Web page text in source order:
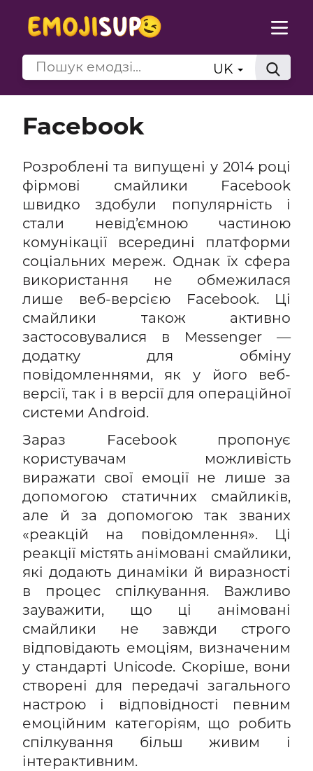
UK
Facebook
Розроблені та випущені у 2014 році
фірмові смайлики Facebook
швидко здобули популярність і
стали невід’ємною частиною
комунікації всередині платформи
соціальних мереж. Однак їх сфера
використання не обмежилася
лише веб-версією Facebook. Ці
смайлики також активно
застосовувалися в Messenger —
додатку для обміну
повідомленнями, як у його веб-
версії, так і в версії для операційної
системи Android.
Зараз Facebook пропонує
користувачам можливість
виражати свої емоції не лише за
допомогою статичних смайликів,
але й за допомогою так званих
«реакцій на повідомлення». Ці
реакції містять анімовані смайлики,
які додають динаміки й виразності
в процес спілкування. Важливо
зауважити, що ці анімовані
смайлики не завжди строго
відповідають емоціям, визначеним
у стандарті Unicode. Скоріше, вони
створені для передачі загального
настрою і відповідності певним
емоційним категоріям, що робить
спілкування більш живим і
інтерактивним.